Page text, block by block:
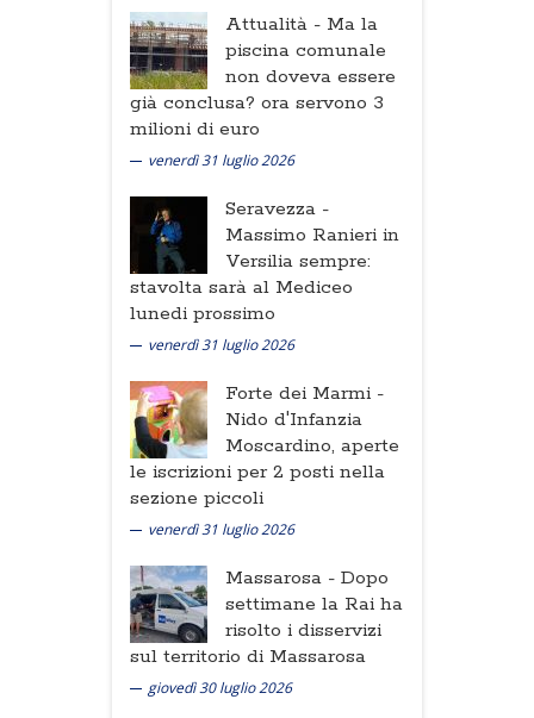
Attualità - Ma la
piscina comunale
non doveva essere
già conclusa? ora servono 3
milioni di euro
venerdì 31 luglio 2026
Seravezza -
Massimo Ranieri in
Versilia sempre:
stavolta sarà al Mediceo
lunedi prossimo
venerdì 31 luglio 2026
Forte dei Marmi -
Nido d'Infanzia
Moscardino, aperte
le iscrizioni per 2 posti nella
sezione piccoli
venerdì 31 luglio 2026
Massarosa - Dopo
settimane la Rai ha
risolto i disservizi
sul territorio di Massarosa
giovedì 30 luglio 2026